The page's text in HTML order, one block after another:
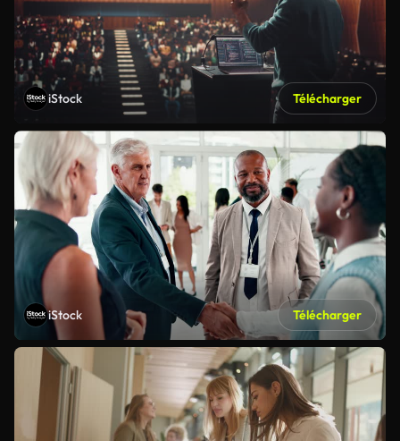
iStock Télécharger
iStock Télécharger